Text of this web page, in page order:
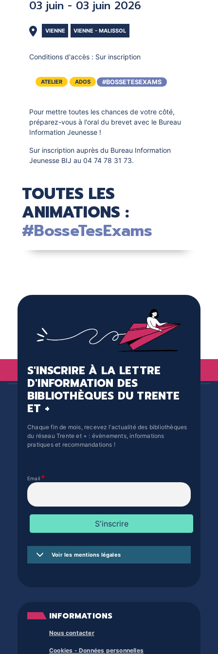
03 juin - 03 juin 2026
VIENNE VIENNE - MALISSOL
Conditions d'accès : Sur inscription
ATELIER ADOS #BOSSETESEXAMS
Pour mettre toutes les chances de votre côté,
préparez-vous à l'oral du brevet avec le Bureau
Information Jeunesse !
Sur inscription auprès du Bureau Information
Jeunesse BIJ au 04 74 78 31 73.
TOUTES LES
ANIMATIONS :
#BosseTesExams
S'INSCRIRE À LA LETTRE
D'INFORMATION DES
BIBLIOTHÈQUES DU TRENTE
ET +
Chaque fin de mois, recevez l'actualité des bibliothèques
du réseau Trente et + : évènements, informations
pratiques et recommandations !
Email
Voir les mentions légales
INFORMATIONS
Nous contacter
Cookies - Données personnelles